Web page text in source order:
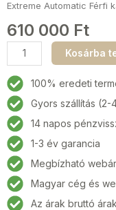
Extreme Automatic Férfi
610 000 Ft
Alpina
AL-
525N4AE6
Extreme
Automatic
Férfi
karóra
41mm
20ATM
mennyiség
Kosárba
100% eredeti
Gyors szállítás (2-
14 napos
1-3 év garancia
Megbízható
Magyar cég és
Az árak bruttó